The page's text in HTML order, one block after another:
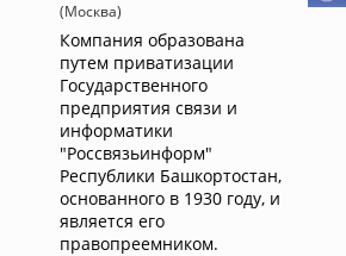
(Москва)
Компания образована
путем приватизации
Государственного
предприятия связи и
информатики
"Россвязьинформ"
Республики Башкортостан,
основанного в 1930 году, и
является его
правопреемником.